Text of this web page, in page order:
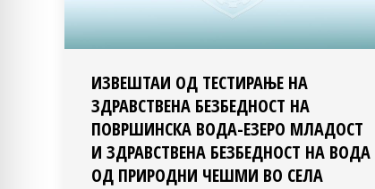
ИЗВЕШТАИ ОД ТЕСТИРАЊЕ НА
ЗДРАВСТВЕНА БЕЗБЕДНОСТ НА
ПОВРШИНСКА ВОДА-ЕЗЕРО МЛАДОСТ
И ЗДРАВСТВЕНА БЕЗБЕДНОСТ НА ВОДА
ОД ПРИРОДНИ ЧЕШМИ ВО СЕЛА